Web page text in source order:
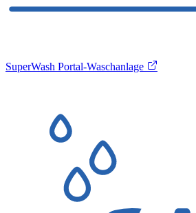
SuperWash Portal-Waschanlage